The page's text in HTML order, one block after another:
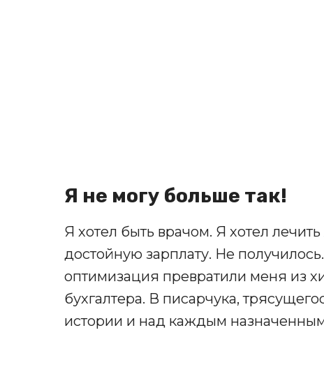
Я не могу больше так!
Я хотел быть врачом. Я хотел
достойную зарплату. Не
оптимизация превратили меня из
бухгалтера. В писарчука,
истории и над каждым